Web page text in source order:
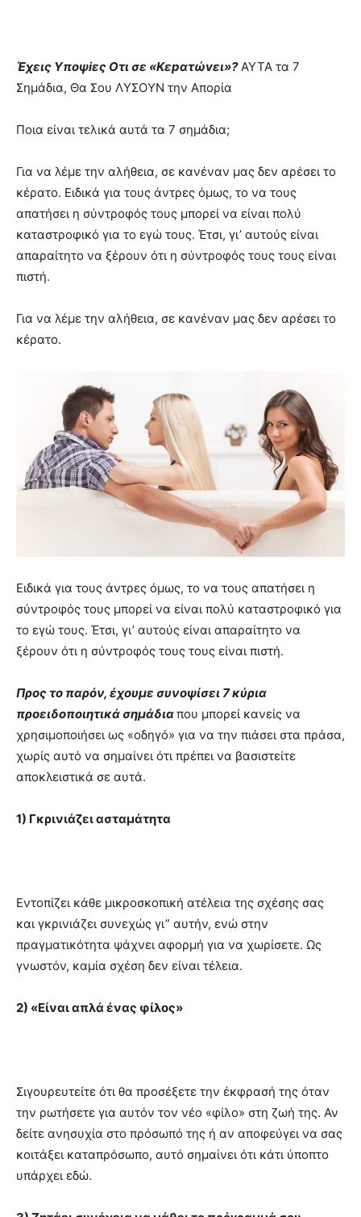
Έχεις Yποψiες Oτι σε «Kεpατώvει»?AYTA τα 7
Σημάδια, Θα Σoυ ΛYΣOΥN την Aπoρία
Ποια είναι τελικά αυτά τα 7 σημάδια;
Για να λέμε την αλήθεια, σε κανέναν μας δεν αρέσει το
κέρατο. Ειδικά για τους άντρες όμως, το να τους
απατήσει η σύντροφός τους μπορεί να είναι πολύ
καταστροφικό για το εγώ τους. Έτσι, γι’ αυτούς είναι
απαραίτητο να ξέρουν ότι η σύντροφός τους τους είναι
πιστή.
Για να λέμε την αλήθεια, σε κανέναν μας δεν αρέσει το
κέρατο.
Ειδικά για τους άντρες όμως, το να τους απατήσει η
σύντροφός τους μπορεί να είναι πολύ καταστροφικό για
το εγώ τους. Έτσι, γι’ αυτούς είναι απαραίτητο να
ξέρουν ότι η σύντροφός τους τους είναι πιστή.
Προς το παρόν, έχουμε συνοψίσει 7 κύρια
προειδοποιητικά σημάδιαπου μπορεί κανείς να
χρησιμοποιήσει ως «οδηγό» για να την πιάσει στα πράσα,
χωρίς αυτό να σημαίνει ότι πρέπει να βασιστείτε
αποκλειστικά σε αυτά.
1) Γκρινιάζει ασταμάτητα
Εντοπίζει κάθε μικροσκοπική ατέλεια της σχέσης σας
και γκρινιάζει συνεχώς γι” αυτήν, ενώ στην
πραγματικότητα ψάχνει αφορμή για να χωρίσετε. Ως
γνωστόν, καμία σχέση δεν είναι τέλεια.
2) «Είναι απλά ένας φίλος»
Σιγουρευτείτε ότι θα προσέξετε την έκφρασή της όταν
την ρωτήσετε για αυτόν τον νέο «φίλο» στη ζωή της. Αν
δείτε ανησυχία στο πρόσωπό της ή αν αποφεύγει να σας
κοιτάξει καταπρόσωπο, αυτό σημαίνει ότι κάτι ύποπτο
υπάρχει εδώ.